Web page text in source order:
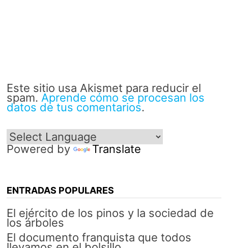
Este sitio usa Akismet para reducir el
spam. Aprende cómo se procesan los
datos de tus comentarios.
Powered by Translate
ENTRADAS POPULARES
El ejército de los pinos y la sociedad de
los árboles
El documento franquista que todos